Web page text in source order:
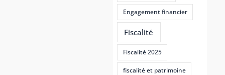
Engagement financier
Fiscalité
Fiscalité 2025
fiscalité et patrimoine